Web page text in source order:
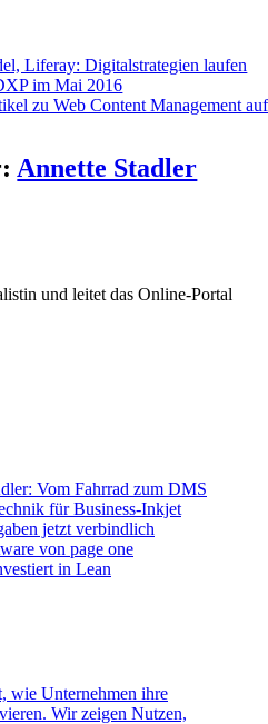
Liferay: Digitalstrategien laufen
im Mai 2016
zu Web Content Management auf
Annette Stadler
und leitet das Online-Portal
Vom Fahrrad zum DMS
für Business-Inkjet
jetzt verbindlich
von page one
in Lean
wie Unternehmen ihre
Wir zeigen Nutzen,